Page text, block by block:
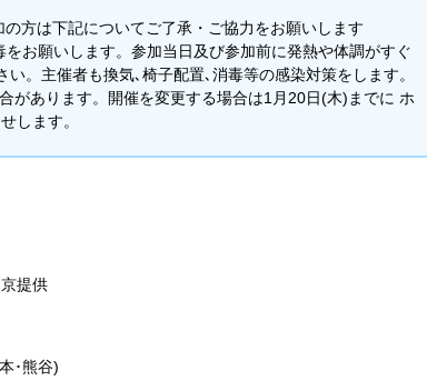
方は下記についてご了承・ご協⼒をお願いします
お願いします。参加当日及び参加前に発熱や体調がすぐ
。主催者も換気､椅子配置､消毒等の感染対策をします。
があります。開催を変更する場合は1月20日(木)までに ホ
します。
提供
･熊谷)